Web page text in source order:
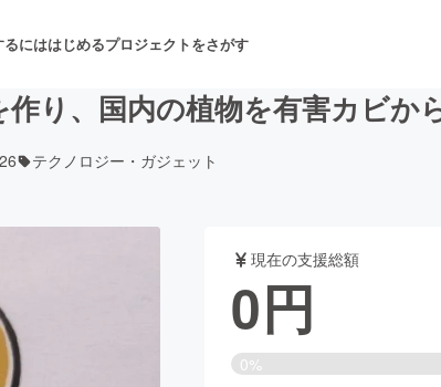
るにははじめるプロジェクトをさがす
舞台・パフォーマンス
り、国内の植物を有害カビか
テクノロジー・ガジェット
現在の支援総額
0円
0%